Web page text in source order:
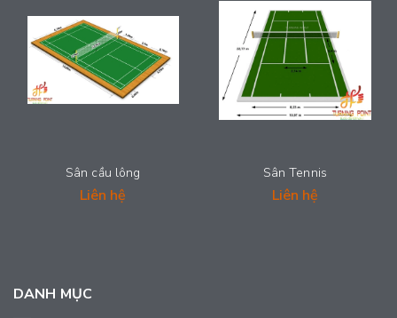
Sân cầu lông
Liên hệ
Sân Tennis
Liên hệ
DANH MỤC